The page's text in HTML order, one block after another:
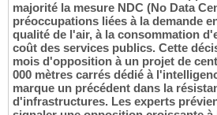
majorité la mesure NDC (No Data
préoccupations liées à la demande
qualité de l'air, à la consommation
coût des services publics. Cette
mois d'opposition à un projet de
000 mètres carrés dédié à
marque un précédent dans la
d'infrastructures. Les experts